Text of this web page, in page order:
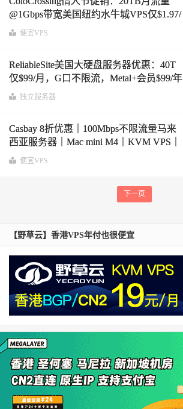
@1Gbps带宽美国纽约水牛城VPS仅$1.97/
月，E3独立服务器$109/年，VDS云金属5
便宜VPS
ReliableSite美国大硬盘服务器优惠：40T
仅$99/月，G口不限流，Metal+会员$99/年
升级更省钱
独立服务器
Casbay 8折优惠｜100Mbps不限流量马来
西亚服务器｜Mac mini M4｜KVM VPS｜
2核2GB内存 · 40GB SSD｜$13.27/月｜支
便宜VPS
下一页
【野草云】香港VPS年付也很便宜